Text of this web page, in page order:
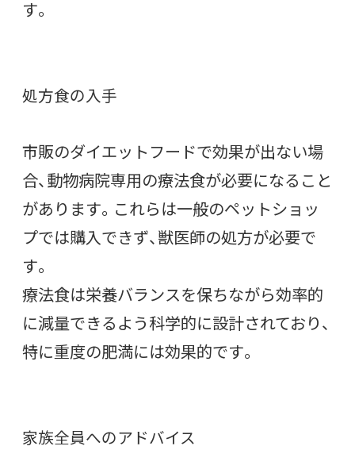
す。
処方食の入手
市販のダイエットフードで効果が出ない場
合、動物病院専用の療法食が必要になること
があります。これらは一般のペットショッ
プでは購入できず、獣医師の処方が必要で
す。
療法食は栄養バランスを保ちながら効率的
に減量できるよう科学的に設計されており、
特に重度の肥満には効果的です。
家族全員へのアドバイス